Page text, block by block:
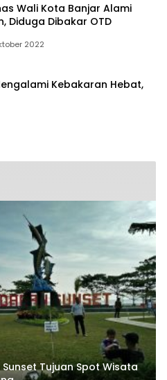
Wali Kota Banjar Alami
Diduga Dibakar OTD
2022
Kebakaran Hebat,
Tujuan Spot Wisata